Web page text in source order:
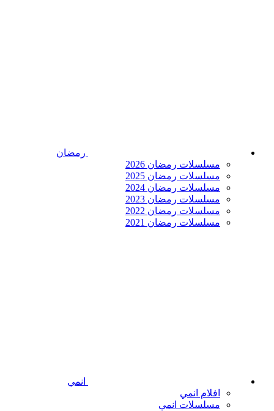
رمضان
مسلسلات رمضان 2026
مسلسلات رمضان 2025
مسلسلات رمضان 2024
مسلسلات رمضان 2023
مسلسلات رمضان 2022
مسلسلات رمضان 2021
انمي
افلام انمي
مسلسلات انمي